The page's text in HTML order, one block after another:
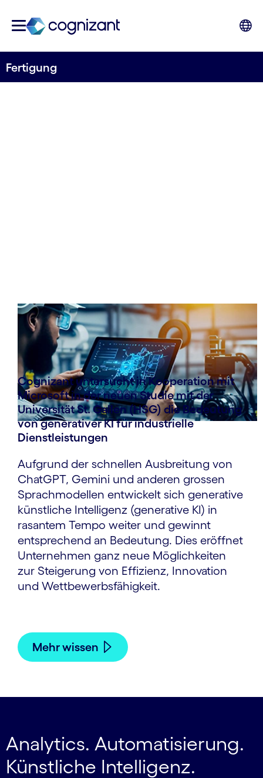
Fertigung
Cognizant untersucht in Kooperation mit
Microsoft in der neuen Studie mit der
Universität St. Gallen (HSG) die Bedeutung
von generativer KI für industrielle
Dienstleistungen
Aufgrund der schnellen Ausbreitung von
ChatGPT, Gemini und anderen grossen
Sprachmodellen entwickelt sich generative
künstliche Intelligenz (generative KI) in
rasantem Tempo weiter und gewinnt
entsprechend an Bedeutung. Dies eröffnet
Unternehmen ganz neue Möglichkeiten
zur Steigerung von Effizienz, Innovation
und Wettbewerbsfähigkeit.
Mehr wissen
Analytics. Automatisierung.
Künstliche Intelligenz.